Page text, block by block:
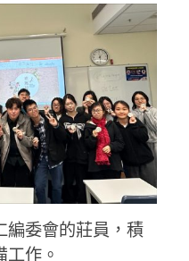
編委會的莊員，積
作。